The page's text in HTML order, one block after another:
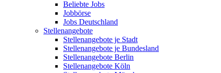
Beliebte Jobs
Jobbörse
Jobs Deutschland
Stellenangebote
Stellenangebote je Stadt
Stellenangebote je Bundesland
Stellenangebote Berlin
Stellenangebote Köln